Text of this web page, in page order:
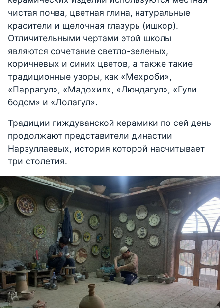
чистая почва, цветная глина, натуральные
красители и щелочная глазурь (ишкор).
Отличительными чертами этой школы
являются сочетание светло-зеленых,
коричневых и синих цветов, а также такие
традиционные узоры, как «Мехроби»,
«Паррагул», «Мадохил», «Люндагул», «Гули
бодом» и «Лолагул».
Традиции гиждуванской керамики по сей день
продолжают представители династии
Нарзуллаевых, история которой насчитывает
три столетия.